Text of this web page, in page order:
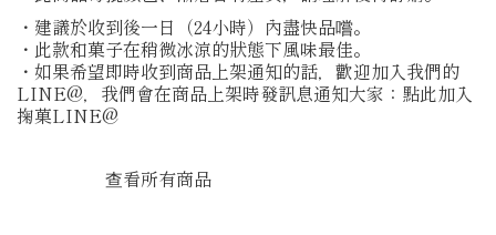
・建議於收到後一日（24小時）內盡快品嚐。
・此款和菓子在稍微冰涼的狀態下風味最佳。
・如果希望即時收到商品上架通知的話，歡迎加入我們的
LINE@，我們會在商品上架時發訊息通知大家：點此加入
掬菓LINE@
查看所有商品